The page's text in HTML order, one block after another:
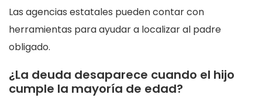
Las agencias estatales pueden contar con
herramientas para ayudar a localizar al padre
obligado.
¿La deuda desaparece cuando el hijo
cumple la mayoría de edad?